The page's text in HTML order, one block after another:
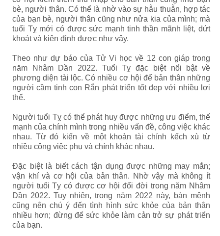
bè, người thân. Có thể là nhờ vào sự hẫu thuẫn, hợp tác
của bạn bè, người thân cũng như nửa kia của mình; mà
tuổi Tỵ mới có được sức mạnh tinh thần mãnh liệt, dứt
khoát và kiên định được như vậy.
Theo như dự báo của Tử Vi học về 12 con giáp trong
năm Nhâm Dần 2022. Tuổi Tỵ đặc biệt nổi bật về
phương diện tài lộc. Có nhiều cơ hội để bản thân những
người cầm tinh con Rắn phát triển tốt đẹp với nhiều lợi
thế.
Người tuổi Tỵ có thể phát huy được những ưu điểm, thế
mạnh của chính mình trong nhiều vấn đề, công việc khác
nhau. Từ đó kiến về một khoản tài chính kếch xù từ
nhiều công việc phụ và chính khác nhau.
Đặc biệt là biết cách tận dụng được những may mắn;
vận khí và cơ hội của bản thân. Nhờ vậy mà không ít
người tuổi Tỵ có được cơ hội đổi đời trong năm Nhâm
Dần 2022. Tuy nhiên, trong năm 2022 này, bản mệnh
cũng nên chú ý đến tình hình sức khỏe của bản thân
nhiều hơn; đừng để sức khỏe làm cản trở sự phát triển
của bạn.